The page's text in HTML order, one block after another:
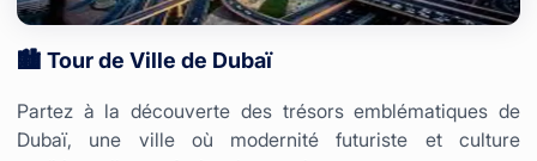
🏙️ Tour de Ville de Dubaï
Partez à la découverte des trésors emblématiques de
Dubaï, une ville où modernité futuriste et culture